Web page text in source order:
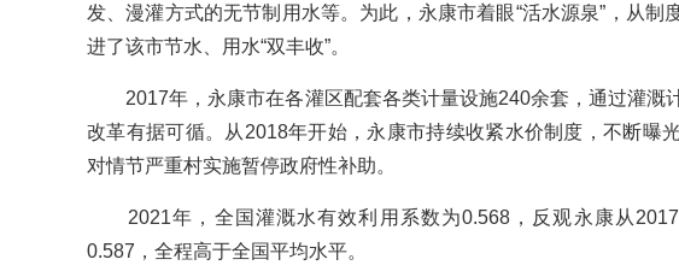
发、漫灌方式的无节制用水等。为此，永康市着眼“活水源泉”，从制
进了该市节水、用水“双丰收”。
2017年，永康市在各灌区配套各类计量设施240余套，通过灌溉
改革有据可循。从2018年开始，永康市持续收紧水价制度，不断曝
对情节严重村实施暂停政府性补助。
2021年，全国灌溉水有效利用系数为0.568，反观永康从2017
0.587，全程高于全国平均水平。